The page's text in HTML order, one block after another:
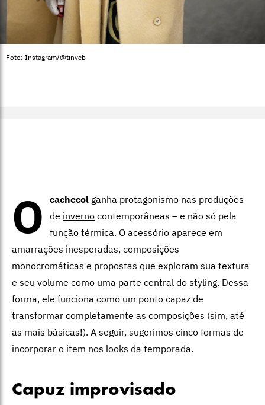
Foto: Instagram/@tinvcb
O cachecol ganha protagonismo nas produções
de inverno contemporâneas – e não só pela
função térmica. O acessório aparece em
amarrações inesperadas, composições
monocromáticas e propostas que exploram sua textura
e seu volume como uma parte central do styling. Dessa
forma, ele funciona como um ponto capaz de
transformar completamente as composições (sim, até
as mais básicas!). A seguir, sugerimos cinco formas de
incorporar o item nos looks da temporada.
Capuz improvisado